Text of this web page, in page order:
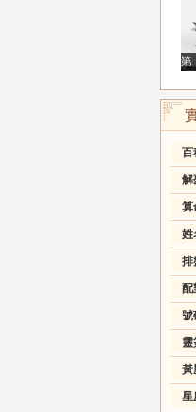
第
百
解
算
姓
排
配
號
靈
黃
星